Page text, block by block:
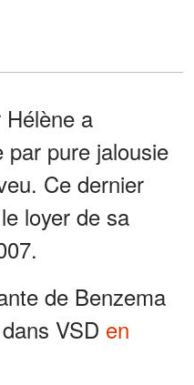
a
par pure jalousie
Ce dernier
loyer de sa
de Benzema
VSD en